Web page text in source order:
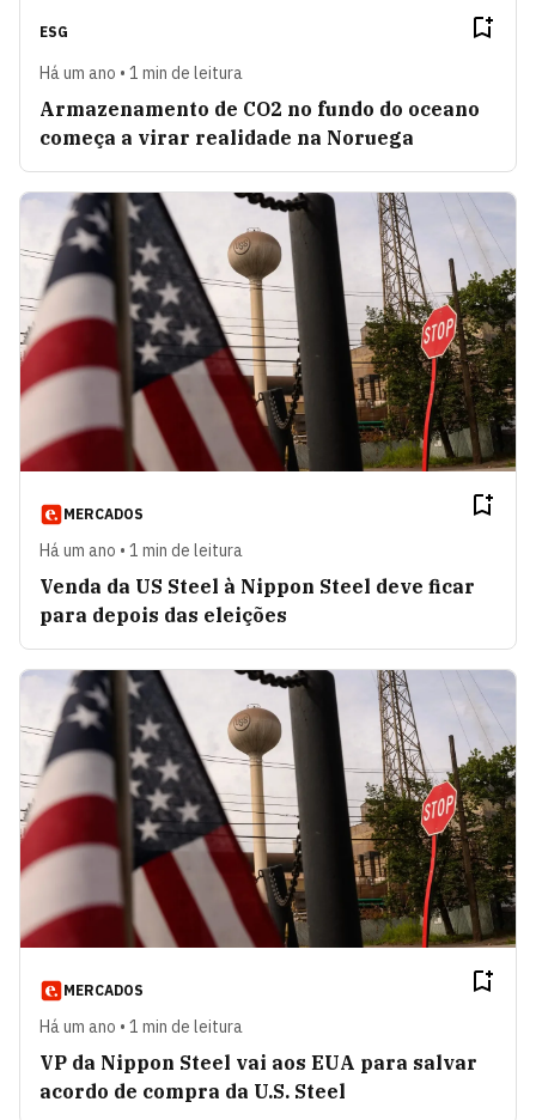
ESG
Há um ano • 1 min de leitura
Armazenamento de CO2 no fundo do oceano
começa a virar realidade na Noruega
MERCADOS
Há um ano • 1 min de leitura
Venda da US Steel à Nippon Steel deve ficar
para depois das eleições
MERCADOS
Há um ano • 1 min de leitura
VP da Nippon Steel vai aos EUA para salvar
acordo de compra da U.S. Steel